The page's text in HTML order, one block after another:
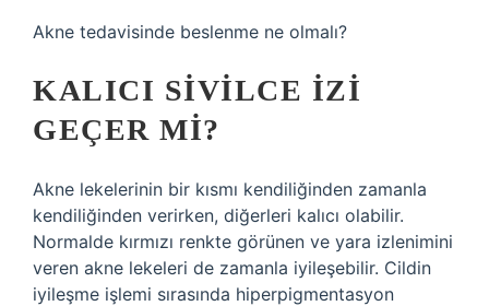
Akne tedavisinde beslenme ne olmalı?
KALICI SIVILCE IZI
GEÇER MI?
Akne lekelerinin bir kısmı kendiliğinden zamanla
kendiliğinden verirken, diğerleri kalıcı olabilir.
Normalde kırmızı renkte görünen ve yara izlenimini
veren akne lekeleri de zamanla iyileşebilir. Cildin
iyileşme işlemi sırasında hiperpigmentasyon